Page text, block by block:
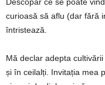
curioasă să aflu (dar fără
întristează.
Mă declar adepta
și în ceilalți. Invitația mea